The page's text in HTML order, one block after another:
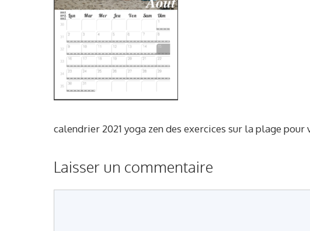
calendrier 2021 yoga zen des exercices sur la plage
Laisser un commentaire